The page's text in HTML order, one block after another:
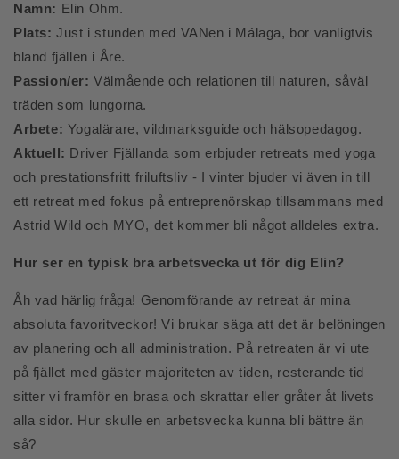
Namn: Elin Ohm.
Plats: Just i stunden med VANen i Málaga, bor vanligtvis
bland fjällen i Åre.
Passion/er: Välmående och relationen till naturen, såväl
träden som lungorna.
Arbete: Yogalärare, vildmarksguide och hälsopedagog.
Aktuell: Driver Fjällanda som erbjuder retreats med yoga
och prestationsfritt friluftsliv - I vinter bjuder vi även in till
ett retreat med fokus på entreprenörskap tillsammans med
Astrid Wild och MYO, det kommer bli något alldeles extra.
Hur ser en typisk bra arbetsvecka ut för dig Elin?
Åh vad härlig fråga! Genomförande av retreat är mina
absoluta favoritveckor! Vi brukar säga att det är belöningen
av planering och all administration. På retreaten är vi ute
på fjället med gäster majoriteten av tiden, resterande tid
sitter vi framför en brasa och skrattar eller gråter åt livets
alla sidor. Hur skulle en arbetsvecka kunna bli bättre än
så?